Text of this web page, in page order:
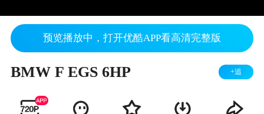
预览播放中，打开优酷APP看高清完整版
BMW F EGS 6HP +追